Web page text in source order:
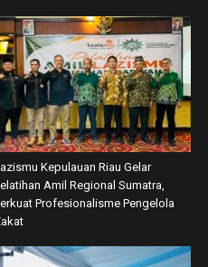
Kepulauan Riau Gelar
Amil Regional Sumatra,
Profesionalisme Pengelola